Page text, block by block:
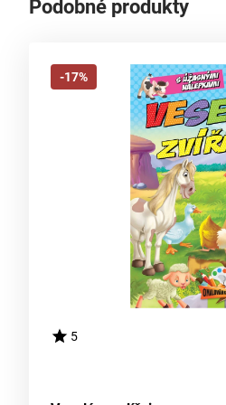
Podobné produkty
-17%
5